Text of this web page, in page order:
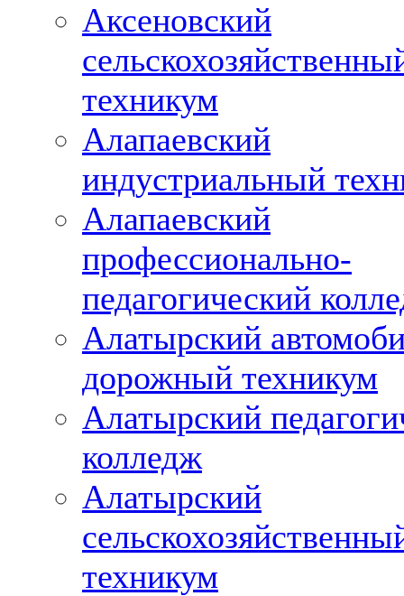
Аксеновский
техникум
Алапаевский
индустриальный
Алапаевский
профессионально-
педагогический
Алатырский
дорожный техникум
Алатырский
колледж
Алатырский
техникум